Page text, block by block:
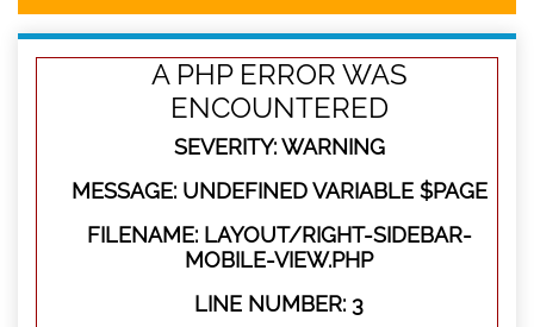
A PHP ERROR WAS
ENCOUNTERED
SEVERITY: WARNING
MESSAGE: UNDEFINED VARIABLE $PAGE
FILENAME: LAYOUT/RIGHT-SIDEBAR-
MOBILE-VIEW.PHP
LINE NUMBER: 3